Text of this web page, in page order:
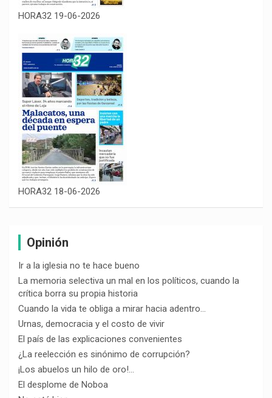
HORA32 19-06-2026
HORA32 18-06-2026
Opinión
Ir a la iglesia no te hace bueno
La memoria selectiva un mal en los políticos, cuando la
crítica borra su propia historia
Cuando la vida te obliga a mirar hacia adentro…
Urnas, democracia y el costo de vivir
El país de las explicaciones convenientes
¿La reelección es sinónimo de corrupción?
¡Los abuelos un hilo de oro!…
El desplome de Noboa